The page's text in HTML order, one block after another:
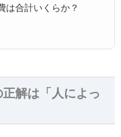
は合計いくらか？
解は「人によっ